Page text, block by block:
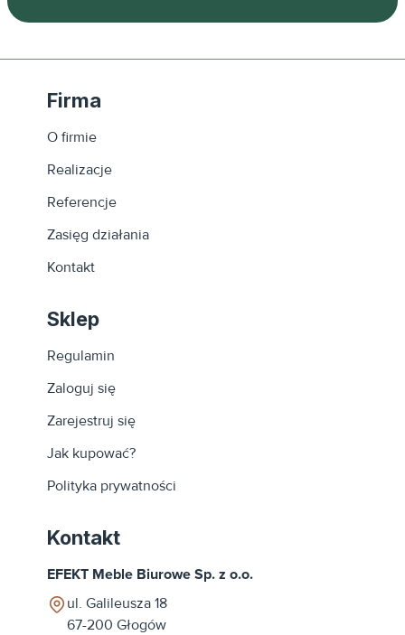
Firma
O firmie
Realizacje
Referencje
Zasięg działania
Kontakt
Sklep
Regulamin
Zaloguj się
Zarejestruj się
Jak kupować?
Polityka prywatności
Kontakt
EFEKT Meble Biurowe Sp. z o.o.
ul. Galileusza 18
67-200 Głogów